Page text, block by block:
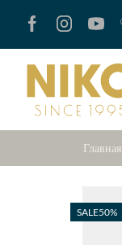
Главная
SALE50%